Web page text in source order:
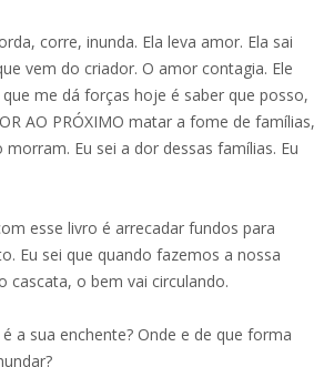
corre, inunda. Ela leva amor. Ela sai
vem do criador. O amor contagia. Ele
me dá forças hoje é saber que posso,
AO PRÓXIMO matar a fome de famílias,
Eu sei a dor dessas famílias. Eu
esse livro é arrecadar fundos para
Eu sei que quando fazemos a nossa
cascata, o bem vai circulando.
a sua enchente? Onde e de que forma